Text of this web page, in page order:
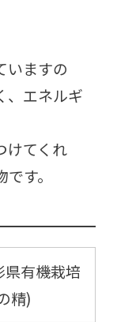
いますの
、エネルギ
けてくれ
す。
有機栽培
精)